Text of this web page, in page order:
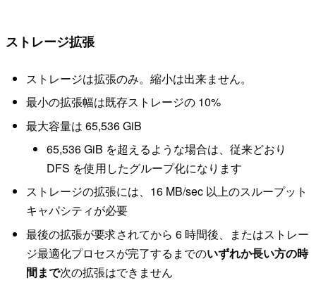
ストレージ拡張
ストレージは拡張のみ。縮小は出来ません。
最小の拡張幅は既存ストレージの 10%
最大容量は 65,536 GiB
65,536 GiB を超えるような場合は、従来どおり
DFS を使用したグループ化になります
ストレージの拡張には、16 MB/sec 以上のスループット
キャパシティが必要
最後の拡張が要求されてから 6 時間後、またはストレー
ジ最適化プロセスが完了するまでのいずれか長い方の時
間まで次の拡張はできません